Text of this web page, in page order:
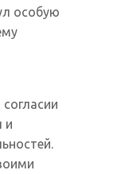
особую
и